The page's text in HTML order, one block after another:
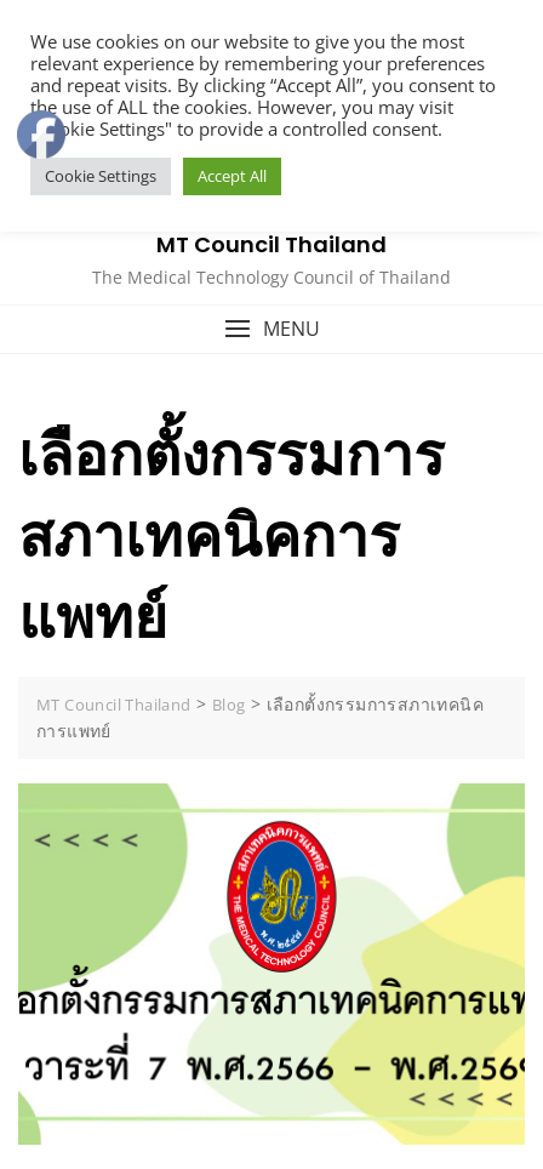
content
MT Council Thailand
The Medical Technology Council of Thailand
MENU
เลือกตั้งกรรมการ
สภาเทคนิคการ
แพทย์
MT Council Thailand > Blog > เลือกตั้งกรรมการสภาเทคนิค
การแพทย์
We use cookies on our website to give you the most
relevant experience by remembering your preferences
and repeat visits. By clicking “Accept All”, you consent to
the use of ALL the cookies. However, you may visit
"Cookie Settings" to provide a controlled consent.
Cookie Settings Accept All